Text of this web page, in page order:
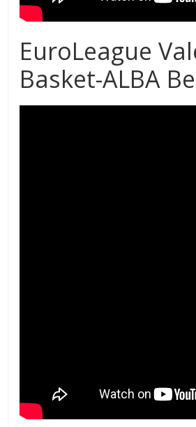
EuroLeague
Basket-ALBA